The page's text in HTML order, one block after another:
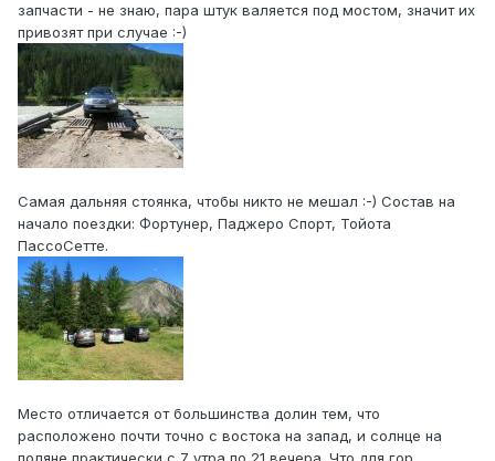
запчасти - не знаю, пара штук валяется под мостом, значит их
привозят при случае :-)
Самая дальняя стоянка, чтобы никто не мешал :-) Состав на
начало поездки: Фортунер, Паджеро Спорт, Тойота
ПассоСетте.
Место отличается от большинства долин тем, что
расположено почти точно с востока на запад, и солнце на